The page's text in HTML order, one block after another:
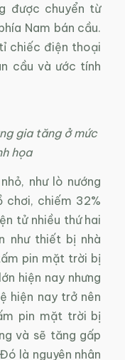
được chuyển từ
Nam bán cầu.
chiếc điện thoại
cầu và ước tính
gia tăng ở mức
họa
như lò nướng
chơi, chiếm 32%
tử nhiều thứ hai
như thiết bị nhà
pin mặt trời bị
hiện nay nhưng
hiện nay trở nên
pin mặt trời bị
và sẽ tăng gấp
là nguyên nhân